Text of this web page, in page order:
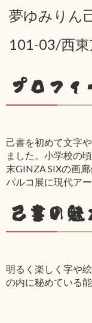
夢ゆみりん
101-03/西
プロフィ
己書を初めて文字
ました。小学校の
末GINZA SIXの画
パルコ展に現代アー
己書の魅
明るく楽しく字や
の内に秘めている